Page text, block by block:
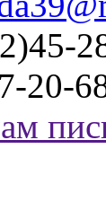
20-